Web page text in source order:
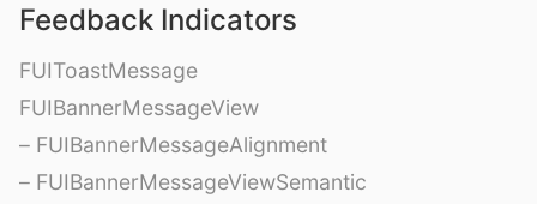
Feedback Indicators
FUIToastMessage
FUIBannerMessageView
– FUIBannerMessageAlignment
– FUIBannerMessageViewSemantic